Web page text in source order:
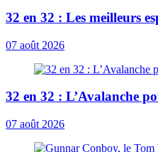
32 en 32 : Les meilleurs
07 août 2026
32 en 32 : L’Avalanche
07 août 2026